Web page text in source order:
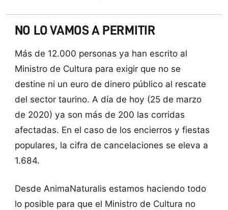
NO LO VAMOS A PERMITIR
Más de 12.000 personas ya han escrito al
Ministro de Cultura para exigir que no se
destine ni un euro de dinero público al rescate
del sector taurino. A día de hoy (25 de marzo
de 2020) ya son más de 200 las corridas
afectadas. En el caso de los encierros y fiestas
populares, la cifra de cancelaciones se eleva a
1.684.
Desde AnimaNaturalis estamos haciendo todo
lo posible para que el Ministro de Cultura no